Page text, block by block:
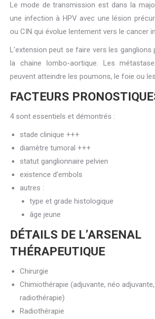
Le mode de transmission est dans la
une infection à HPV avec une lésion
ou CIN qui évolue lentement vers le cancer
L’extension peut se faire vers les ganglions
la chaine lombo-aortique. Les
peuvent atteindre les poumons, le foie ou
FACTEURS
4 sont essentiels et démontrés :
stade clinique +++
diamètre tumoral +++
statut ganglionnaire pelvien
existence d’embols
autres :
type et grade histologique
âge jeune
DÉTAILS DE L’ARSENAL
THÉRAPEUTIQUE
Chirurgie
Chimiothérapie (adjuvante, néo
radiothérapie)
Radiothérapie